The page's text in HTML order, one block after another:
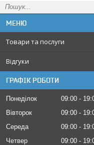
Товари та послуги
Відгуки
ГРАФІК РОБОТИ
Понеділок 09:00
Вівторок
09:00
Середа
09:00
Четвер
09:00